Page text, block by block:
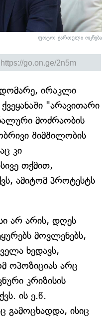
ფოტო: ქართული ოცნება
ირაკლი
"არავითარი
მოძრაობის
შიმშილობის
კი
თქმით,
ამიტომ პროტესტს
არ არის, დღეს
მოვლენებს,
ხედავს,
ოპოზიციას არც
კრიზისის
ის ე.წ.
გამოცხადდა, ისიც